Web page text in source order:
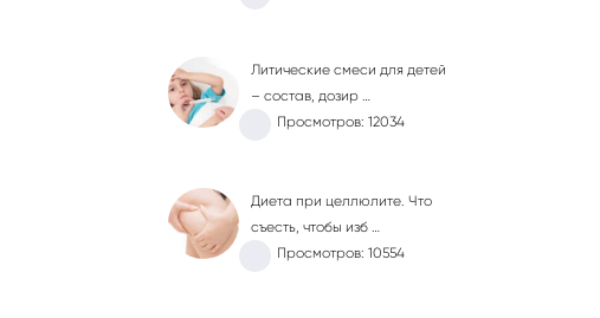
Литические смеси для детей
– состав, дозир …
Просмотров: 12034
Диета при целлюлите. Что
съесть, чтобы изб …
Просмотров: 10554